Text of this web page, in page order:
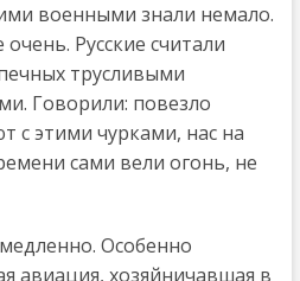
военными знали немало.
Русские считали
трусливыми
Говорили: повезло
с этими чурками, нас на
сами вели огонь, не
Особенно
авиация, хозяйничавшая в